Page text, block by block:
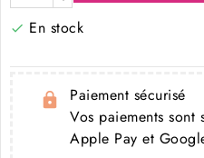
 En stock
Paiement sécurisé
Vos paiements sont
Apple Pay et